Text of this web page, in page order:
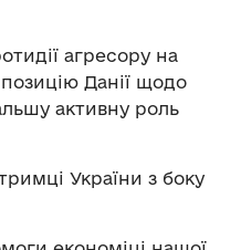
агресору на
Данії щодо
активну роль
України з боку